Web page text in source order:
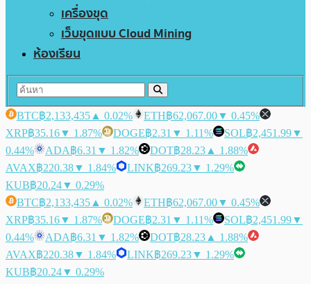
เครื่องขุด
เว็บขุดแบบ Cloud Mining
ห้องเรียน
BTC฿2,133,435 ▲ 0.02% ETH฿62,067.00▼ 0.45%
XRP฿35.16▼ 1.87% DOGE฿2.31 ▼ 1.11% SOL฿2,451.99▼
0.44%
ADA฿6.31 ▼ 1.82% DOT฿28.23 ▲ 1.88%
AVAX฿220.38▼ 1.84% LINK฿269.23▼ 1.29%
KUB฿20.24▼ 0.29%
BTC฿2,133,435 ▲ 0.02% ETH฿62,067.00▼ 0.45%
XRP฿35.16▼ 1.87% DOGE฿2.31 ▼ 1.11% SOL฿2,451.99▼
0.44%
ADA฿6.31 ▼ 1.82% DOT฿28.23 ▲ 1.88%
AVAX฿220.38▼ 1.84% LINK฿269.23▼ 1.29%
KUB฿20.24▼ 0.29%